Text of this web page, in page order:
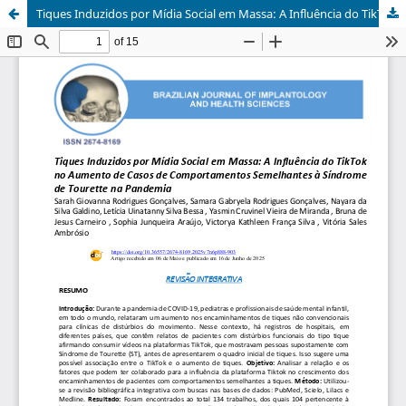
Tiques Induzidos por Mídia Social em Massa: A Influência do TikTok no Aumento de Casos de Comportamentos Semelhantes à Síndrome de Tourette na Pandemia